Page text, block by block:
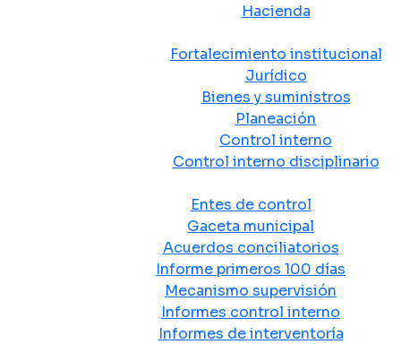
Hacienda
Fortalecimiento institucional
Jurídico
Bienes y suministros
Planeación
Control interno
Control interno disciplinario
Entes de control
Gaceta municipal
Acuerdos conciliatorios
Informe primeros 100 días
Mecanismo supervisión
Informes control interno
Informes de interventoría